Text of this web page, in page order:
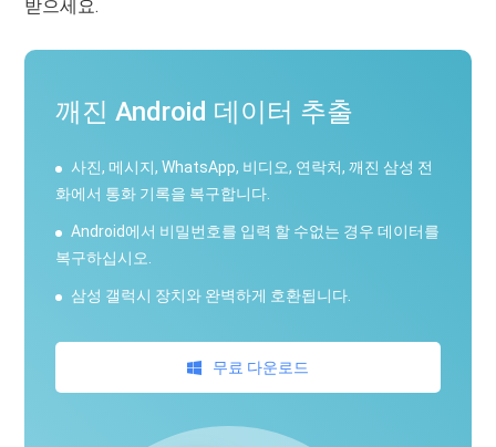
받으세요.
깨진 Android 데이터 추출
사진, 메시지, WhatsApp, 비디오, 연락처, 깨진 삼성 전
화에서 통화 기록을 복구합니다.
Android에서 비밀번호를 입력 할 수없는 경우 데이터를
복구하십시오.
삼성 갤럭시 장치와 완벽하게 호환됩니다.
무료 다운로드